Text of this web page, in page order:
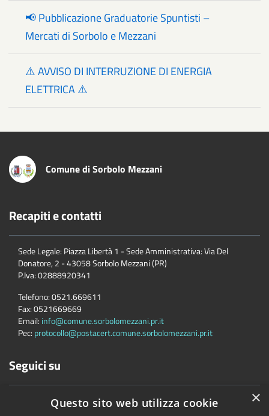
📢 Pubblicazione Graduatorie Spuntisti –
Mercati di Sorbolo e Mezzani
⚠️ AVVISO DI INTERRUZIONE DI ENERGIA
ELETTRICA ⚠️
Comune di Sorbolo Mezzani
Recapiti e contatti
Sede Legale: Piazza Libertà 1 - Sede Amministrativa: Via Del
Donatore, 2 - 43058 Sorbolo Mezzani (PR)
P.Iva:02888920341
Telefono:0521.669611
Fax:0521669669
Email: info@comune.sorbolomezzani.pr.it
Pec: protocollo@postacert.comune.sorbolomezzani.pr.it
Seguici su
×
Questo sito web utilizza cookie